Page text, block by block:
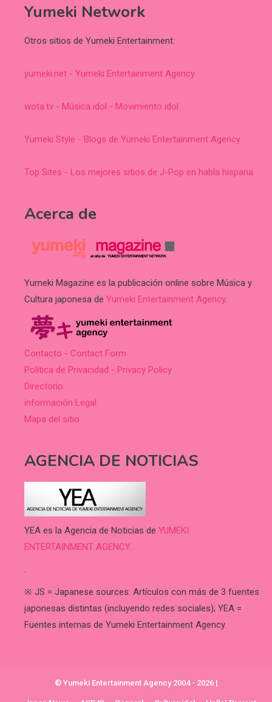
Yumeki Network
Otros sitios de Yumeki Entertainment:
yumeki.net - Yumeki Entertainment Agency
wota.tv - Música idol - Movimiento idol
Yumeki Style - Blogs de Yumeki Entertainment Agency
Top Sites - Los mejores sitios de J-Pop en habla hispana
Acerca de
Yumeki Magazine es la publicación online sobre Música y
Cultura japonesa de Yumeki Entertainment Agency.
Contacto - Contact Form
Política de Privacidad - Privacy Policy
Directorio
información Legal
Mapa del sitio
AGENCIA DE NOTICIAS
YEA es la Agencia de Noticias de YUMEKI
ENTERTAINMENT AGENCY.
.
※ JS = Japanese sources: Artículos con más de 3 fuentes
japonesas distintas (incluyendo redes sociales); YEA =
Fuentes internas de Yumeki Entertainment Agency.
© Yumeki Entertainment Agency 2004 - 2026 |